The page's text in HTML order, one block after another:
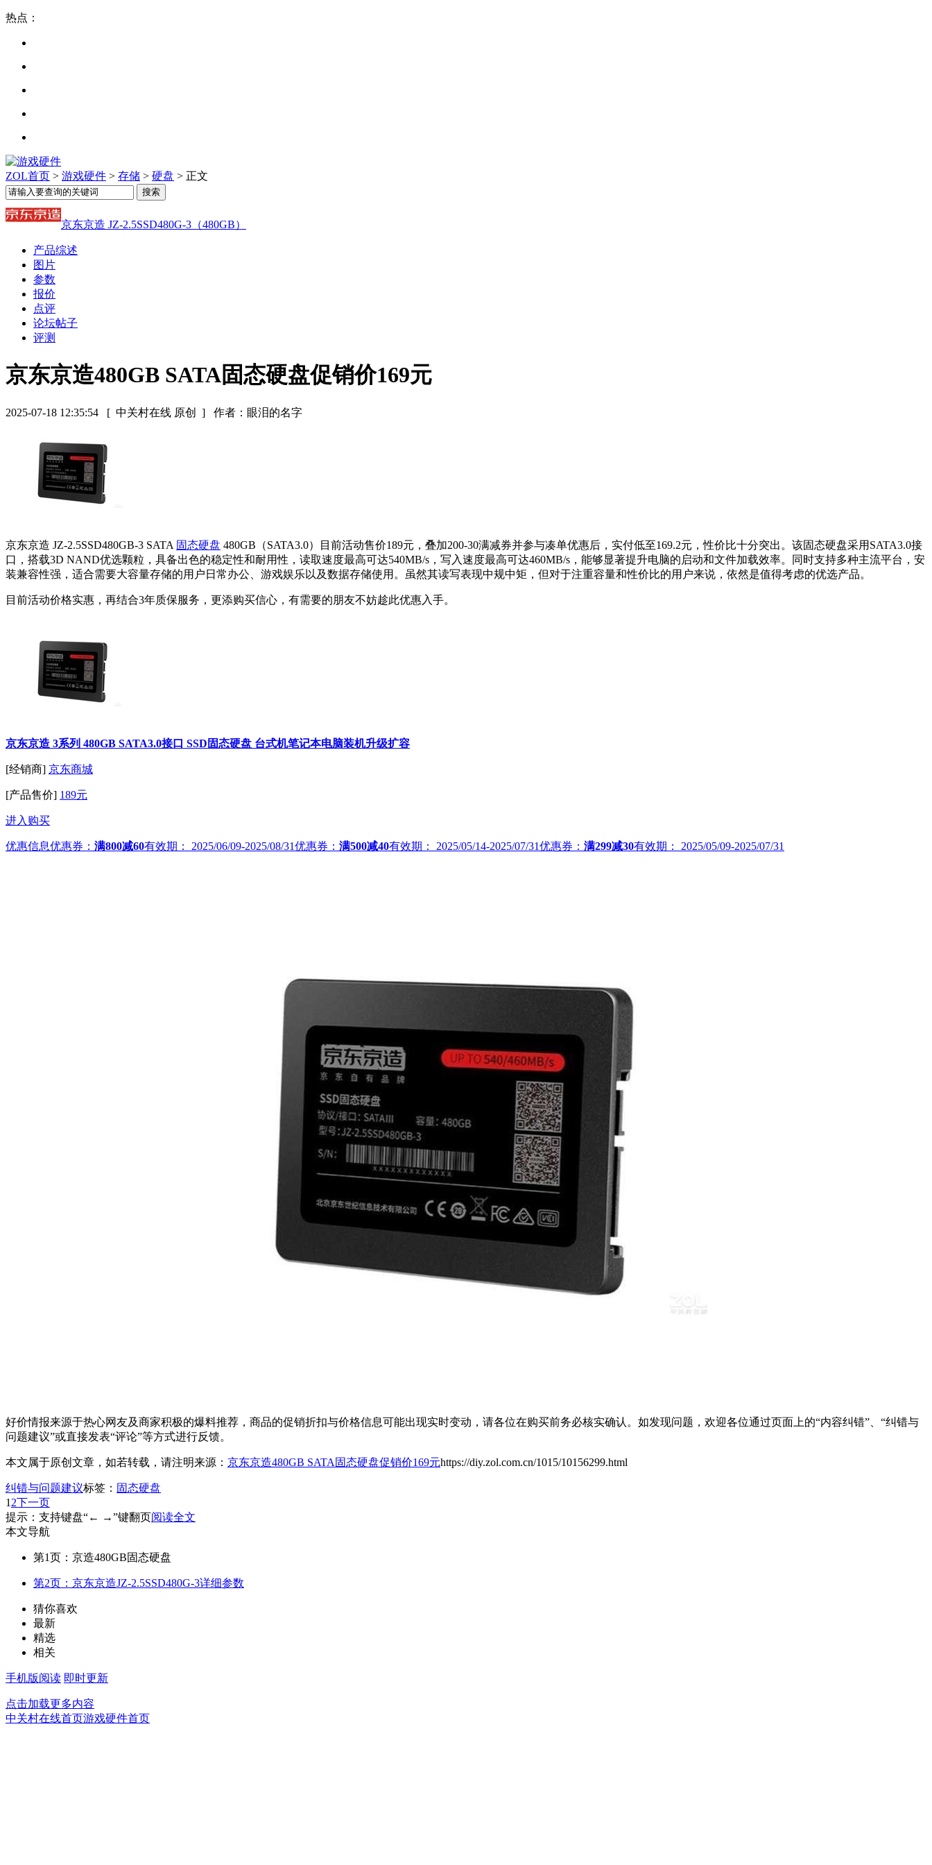
热点：
ZOL首页 > 游戏硬件 > 存储 > 硬盘 > 正文
京东京造 JZ-2.5SSD480G-3（480GB）
产品综述
图片
参数
报价
点评
论坛帖子
评测
京东京造480GB SATA固态硬盘促销价169元
2025-07-18 12:35:54 [ 中关村在线 原创 ] 作者：眼泪的名字
京东京造 JZ-2.5SSD480GB-3 SATA 固态硬盘 480GB（SATA3.0）目前活动售价189元，叠加200-30满减券并参与凑单优惠后，实付低至169.2元，性价比十分突出。该固态硬盘采用SATA3.0接
口，搭载3D NAND优选颗粒，具备出色的稳定性和耐用性，读取速度最高可达540MB/s，写入速度最高可达460MB/s，能够显著提升电脑的启动和文件加载效率。同时支持多种主流平台，安
装兼容性强，适合需要大容量存储的用户日常办公、游戏娱乐以及数据存储使用。虽然其读写表现中规中矩，但对于注重容量和性价比的用户来说，依然是值得考虑的优选产品。
目前活动价格实惠，再结合3年质保服务，更添购买信心，有需要的朋友不妨趁此优惠入手。
京东京造 3系列 480GB SATA3.0接口 SSD固态硬盘 台式机笔记本电脑装机升级扩容
[经销商] 京东商城
[产品售价] 189元
进入购买
优惠信息优惠券： 满800减60有效期： 2025/06/09-2025/08/31优惠券： 满500减40有效期： 2025/05/14-2025/07/31优惠券： 满299减30有效期： 2025/05/09-2025/07/31
好价情报来源于热心网友及商家积极的爆料推荐，商品的促销折扣与价格信息可能出现实时变动，请各位在购买前务必核实确认。如发现问题，欢迎各位通过页面上的“内容纠错”、“纠错与
问题建议”或直接发表“评论”等方式进行反馈。
本文属于原创文章，如若转载，请注明来源： 京东京造480GB SATA固态硬盘促销价169元https://diy.zol.com.cn/1015/10156299.html
纠错与问题建议标签： 固态硬盘
1 2下一页
提示：支持键盘“← →”键翻页阅读全文
本文导航
第1页：京造480GB固态硬盘
第2页：京东京造JZ-2.5SSD480G-3详细参数
猜你喜欢
最新
精选
相关
手机版阅读 即时更新
点击加载更多内容
中关村在线首页游戏硬件首页